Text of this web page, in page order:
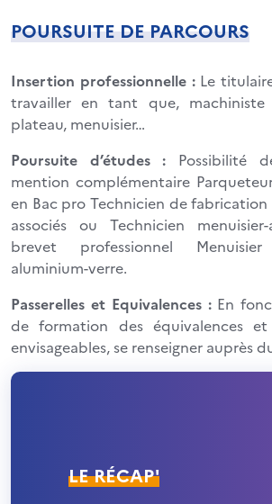
POURSUITE DE PARCOURS
Insertion professionnelle :Le
travailler en tant que, machiniste
plateau, menuisier…
Poursuite d’études : Possibilité
mention complémentaire
en Bac pro Technicien de
associés ou Technicien
brevet professionnel
aluminium-verre.
Passerelles et Equivalences :En
de formation des équivalences et
envisageables, se renseigner auprès
LE RÉCAP'